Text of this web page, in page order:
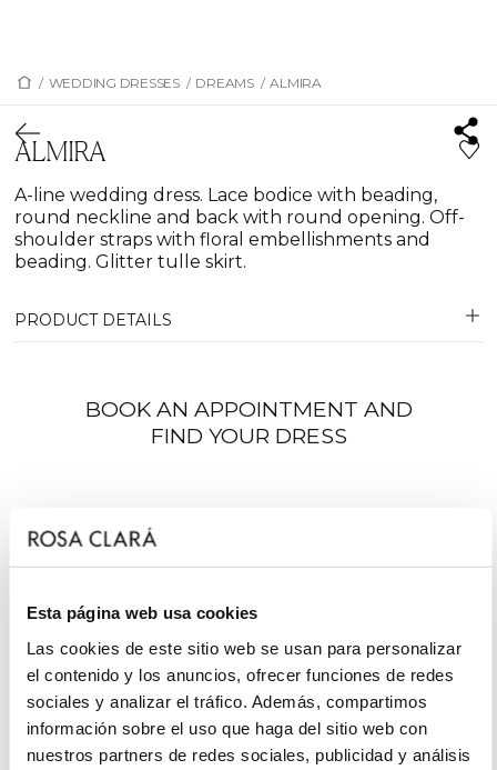
Esta página web usa cookies
Las cookies de este sitio web se usan para personalizar
el contenido y los anuncios, ofrecer funciones de redes
sociales y analizar el tráfico. Además, compartimos
información sobre el uso que haga del sitio web con
nuestros partners de redes sociales, publicidad y análisis
/ WEDDING DRESSES / DREAMS / ALMIRA
ALMIRA
A-line wedding dress. Lace bodice with beading,
round neckline and back with round opening. Off-
shoulder straps with floral embellishments and
beading. Glitter tulle skirt.
PRODUCT DETAILS
BOOK AN APPOINTMENT AND
FIND YOUR DRESS